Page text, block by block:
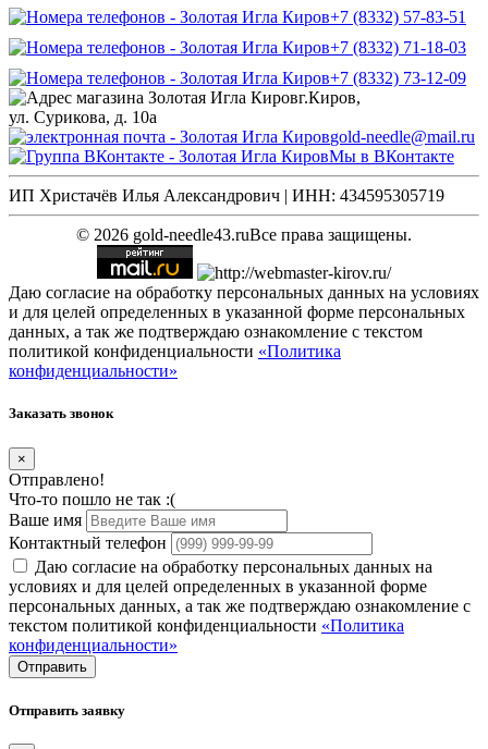
+7 (8332) 57-83-51
+7 (8332) 71-18-03
+7 (8332) 73-12-09
г.Киров,
ул. Сурикова, д. 10а
gold-needle@mail.ru
Мы в ВКонтакте
ИП Христачёв Илья Александрович | ИНН: 434595305719
© 2026 gold-needle43.ruВсе права защищены.
Даю согласие на обработку персональных данных на условиях
и для целей определенных в указанной форме персональных
данных, а так же подтверждаю ознакомление с текстом
политикой конфиденциальности «Политика
конфиденциальности»
Заказать звонок
×
Отправлено!
Что-то пошло не так :(
Ваше имя
Контактный телефон
Даю согласие на обработку персональных данных на
условиях и для целей определенных в указанной форме
персональных данных, а так же подтверждаю ознакомление с
текстом политикой конфиденциальности «Политика
конфиденциальности»
Отправить
Отправить заявку